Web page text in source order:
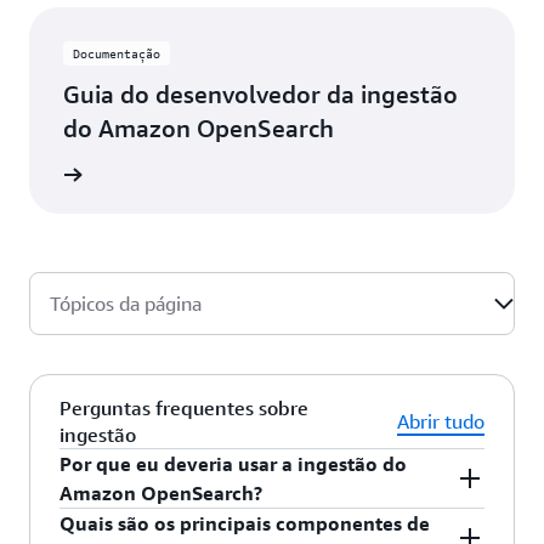
criam à
movimento
Mac
vice-
presidente
de
Documentação
Guia do desenvolvedor da ingestão
do Amazon OpenSearch
Tópicos da página
Perguntas frequentes sobre
ingestão
Abrir tudo
Por que eu deveria usar a ingestão do
Amazon OpenSearch?
Quais são os principais componentes de